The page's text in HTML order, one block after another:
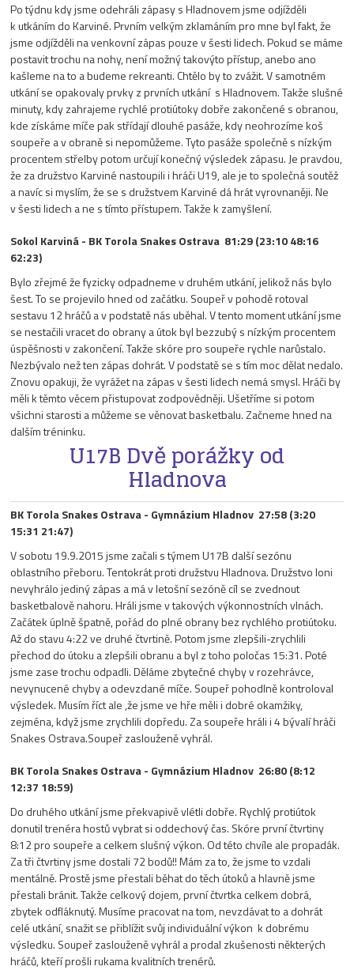
Po týdnu kdy jsme odehráli zápasy s Hladnovem jsme odjížděli
k utkáním do Karviné. Prvním velkým zklamáním pro mne byl fakt, že
jsme odjížděli na venkovní zápas pouze v šesti lidech. Pokud se máme
postavit trochu na nohy, není možný takovýto přístup, anebo ano
kašleme na to a budeme rekreanti. Chtělo by to zvážit. V samotném
utkání se opakovaly prvky z prvních utkání s Hladnovem. Takže slušné
minuty, kdy zahrajeme rychlé protiútoky dobře zakončené s obranou,
kde získáme míče pak střídají dlouhé pasáže, kdy neohrozíme koš
soupeře a v obraně si nepomůžeme. Tyto pasáže společně s nízkým
procentem střelby potom určují konečný výsledek zápasu. Je pravdou,
že za družstvo Karviné nastoupili i hráči U19, ale je to společná soutěž
a navíc si myslím, že se s družstvem Karviné dá hrát vyrovnaněji. Ne
v šesti lidech a ne s tímto přístupem. Takže k zamyšlení.
Sokol Karviná - BK Torola Snakes Ostrava 81:29 (23:10 48:16
62:23)
Bylo zřejmé že fyzicky odpadneme v druhém utkání, jelikož nás bylo
šest. To se projevilo hned od začátku. Soupeř v pohodě rotoval
sestavu 12 hráčů a v podstatě nás uběhal. V tento moment utkání jsme
se nestačili vracet do obrany a útok byl bezzubý s nízkým procentem
úspěšnosti v zakončení. Takže skóre pro soupeře rychle narůstalo.
Nezbývalo než ten zápas dohrát. V podstatě se s tím moc dělat nedalo.
Znovu opakuji, že vyrážet na zápas v šesti lidech nemá smysl. Hráči by
měli k těmto věcem přistupovat zodpovědněji. Ušetříme si potom
všichni starosti a můžeme se věnovat basketbalu. Začneme hned na
dalším tréninku.
U17B Dvě porážky od
Hladnova
BK Torola Snakes Ostrava - Gymnázium Hladnov 27:58 (3:20
15:31 21:47)
V sobotu 19.9.2015 jsme začali s týmem U17B další sezónu
oblastního přeboru. Tentokrát proti družstvu Hladnova. Družstvo loni
nevyhrálo jediný zápas a má v letošní sezóně cíl se zvednout
basketbalově nahoru. Hráli jsme v takových výkonnostních vlnách.
Začátek úplně špatně, pořád do plné obrany bez rychlého protiútoku.
Až do stavu 4:22 ve druhé čtvrtině. Potom jsme zlepšili-zrychlili
přechod do útoku a zlepšili obranu a byl z toho poločas 15:31. Poté
jsme zase trochu odpadli. Děláme zbytečné chyby v rozehrávce,
nevynucené chyby a odevzdané míče. Soupeř pohodlně kontroloval
výsledek. Musím říct ale ,že jsme ve hře měli i dobré okamžiky,
zejména, když jsme zrychlili dopředu. Za soupeře hráli i 4 bývalí hráči
Snakes Ostrava.Soupeř zaslouženě vyhrál.
BK Torola Snakes Ostrava - Gymnázium Hladnov 26:80 (8:12
12:37 18:59)
Do druhého utkání jsme překvapivě vlétli dobře. Rychlý protiútok
donutil trenéra hostů vybrat si oddechový čas. Skóre první čtvrtiny
8:12 pro soupeře a celkem slušný výkon. Od této chvíle ale propadák.
Za tři čtvrtiny jsme dostali 72 bodů!! Mám za to, že jsme to vzdali
mentálně. Prostě jsme přestali běhat do těch útoků a hlavně jsme
přestali bránit. Takže celkový dojem, první čtvrtka celkem dobrá,
zbytek odfláknutý. Musíme pracovat na tom, nevzdávat to a dohrát
celé utkání, snažit se přiblížit svůj individuální výkon k dobrému
výsledku. Soupeř zaslouženě vyhrál a prodal zkušenosti některých
hráčů, kteří prošli rukama kvalitních trenérů.